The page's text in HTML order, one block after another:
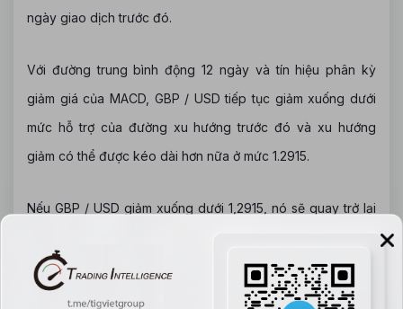
ngày giao dịch trước đó.
Với đường trung bình động 12 ngày và tín hiệu phân kỳ
giảm giá của MACD, GBP / USD tiếp tục giảm xuống dưới
mức hỗ trợ của đường xu hướng trước đó và xu hướng
giảm có thể được kéo dài hơn nữa ở mức 1.2915.
Nếu GBP / USD giảm xuống dưới 1,2915, nó sẽ quay trở lại
Mặt khác, nếu GBP / USD tăng trở lại trên ngưỡng hỗ trợ